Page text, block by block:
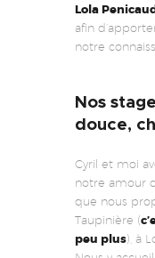
Lola
afin
notre
Nos
douce,
Cyril et moi
notre amour
que nous
Taupinière (
peu plus), à